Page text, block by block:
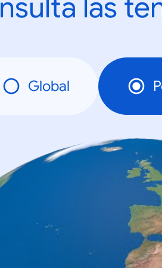
las
Global